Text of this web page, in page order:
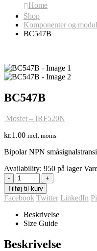
Home
Shop
Komponenter og
BC547B
BC547B
Mosfet – IRF520N
kr.1.00 incl. moms
Bipolar NPN
Availability: 950 på lager
-
+
Tilføj til kurv
Facebook Twitter LinkedIn
Beskrivelse
Size Guide
Beskrivelse